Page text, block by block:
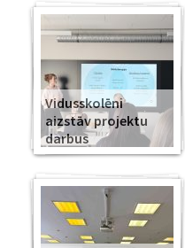
Vidusskolēni
aizstāv projektu
darbus